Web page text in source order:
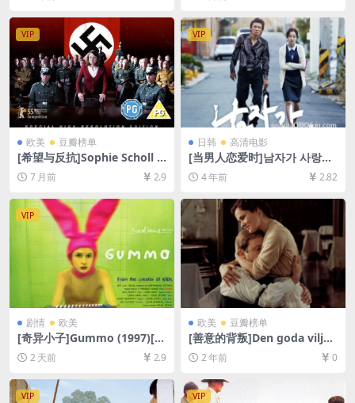
8GB][中文字幕]
下载][MP4/8.5GB][中文字幕]
VIP
欧美 豆瓣榜单
[希望与反抗]Sophie Scholl –
Die letzten Tage (2005)[百
度网盘+夸克网盘1080P超清
载][MP4/8GB][中文字幕]
7 月前 2.9
VIP
日韩 高清电影
[当男人恋爱时]남자가 사랑할
때 (2014)[百度网盘+迅雷云盘
资源1080P超清未删减][MP4/
4 年前 2.82
VIP
剧情 欧美
[奇异小子]Gummo (1997)[百
度网盘+夸克网盘1080P超清
未删减资源][网盘在线播放/下
载][MP4/6GB][中文字幕]
2 天前 2.9
欧美 豆瓣榜单
[善意的背叛]Den goda viljan
(1992)[百度网盘+夸克网盘10
80P超清未删减资源][网盘在
线播放/下载][MP4/10.8GB]
[中文字幕]
2 年前 0
VIP VIP